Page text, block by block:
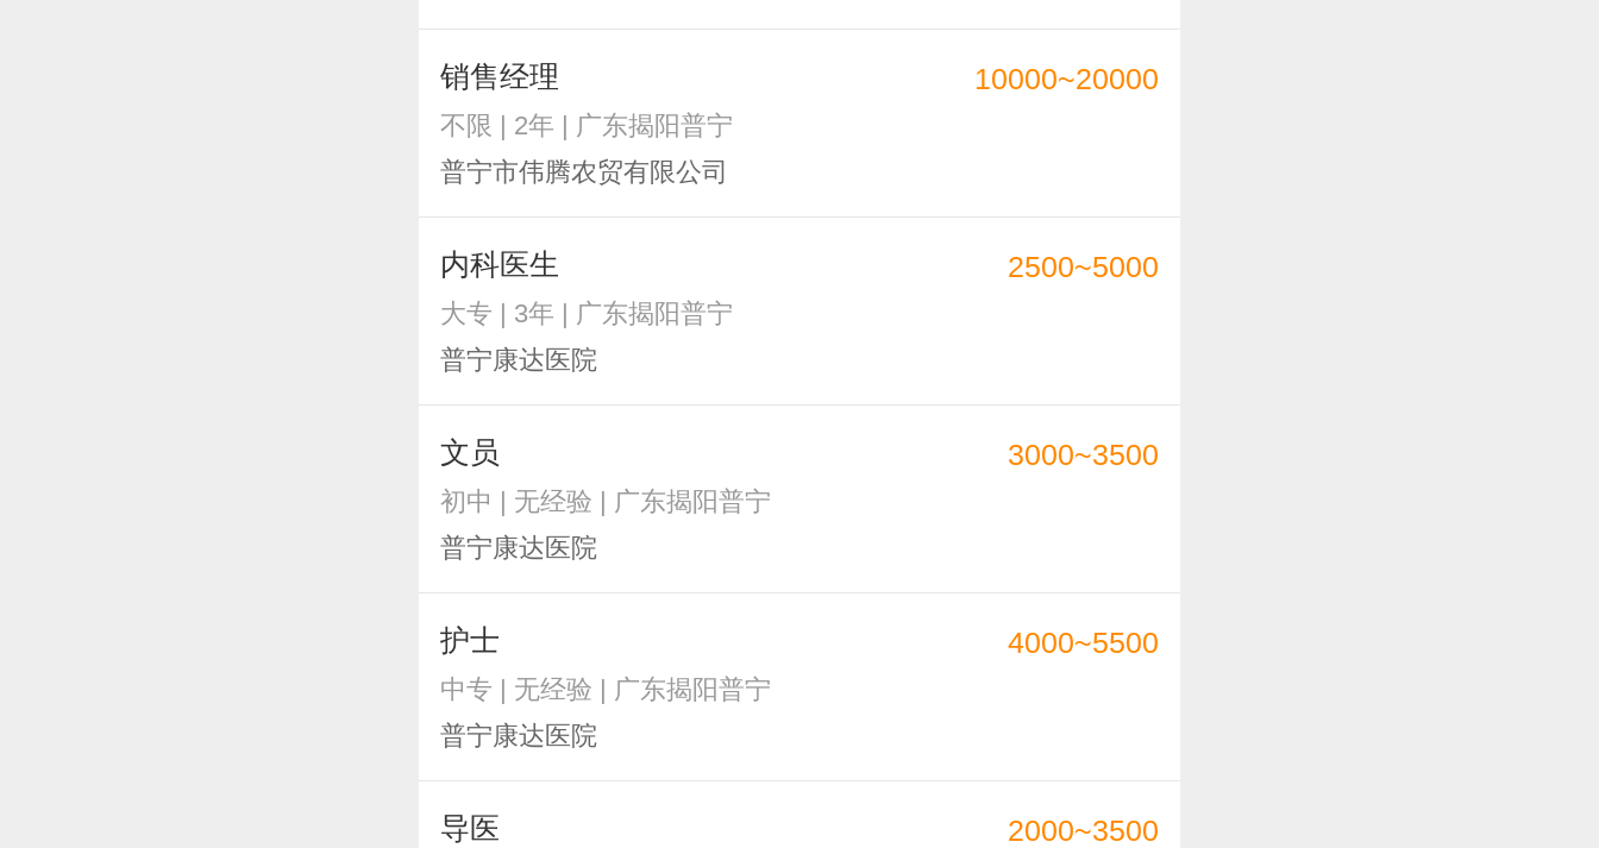
销售经理
不限 | 2年 | 广东揭阳普宁
普宁市伟腾农贸有限公司
10000~20000
内科医生
大专 | 3年 | 广东揭阳普宁
普宁康达医院
2500~5000
文员
初中 | 无经验 | 广东揭阳普宁
普宁康达医院
3000~3500
护士
中专 | 无经验 | 广东揭阳普宁
普宁康达医院
4000~5500
导医 2000~3500